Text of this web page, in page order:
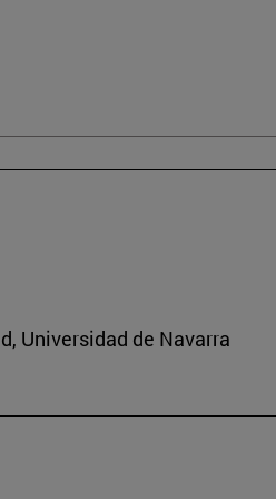
Universidad de Navarra